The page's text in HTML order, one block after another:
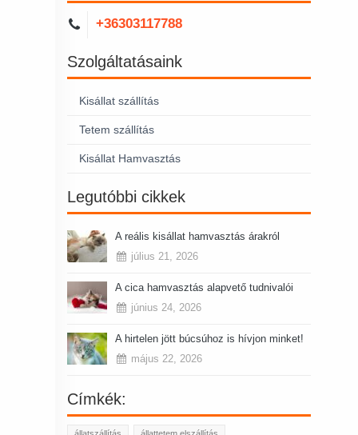
+36303117788
Szolgáltatásaink
Kisállat szállítás
Tetem szállítás
Kisállat Hamvasztás
Legutóbbi cikkek
A reális kisállat hamvasztás árakról
július 21, 2026
A cica hamvasztás alapvető tudnivalói
június 24, 2026
A hirtelen jött búcsúhoz is hívjon minket!
május 22, 2026
Címkék:
állatszállítás állattetem elszállítás